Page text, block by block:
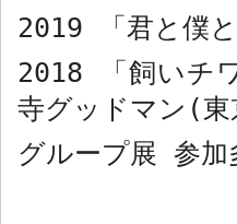
2019
「君と僕
2018
「飼いチ
寺グッドマン (東
グループ展 参加